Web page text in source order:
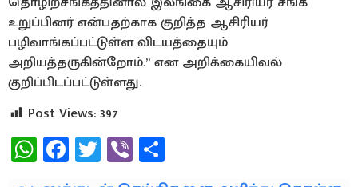
உறுப்பினர் என்பதற்காக குறித்த ஆசிரியர்
பழிவாங்கப்பட்டுள்ள விடயத்தையும்
அறியத்தருகின்றோம்.” என அறிக்கையிவல்
குறிப்பிடப்பட்டுள்ளது.
Post Views:397
WhatsApp
Facebook
Twitter
Viber